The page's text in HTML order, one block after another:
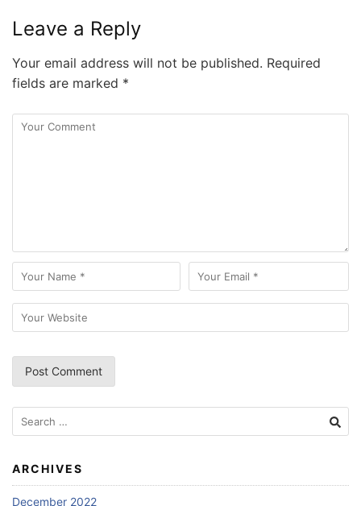
Leave a Reply
Your email address will not be published. Required
fields are marked *
Search
for:
ARCHIVES
December 2022